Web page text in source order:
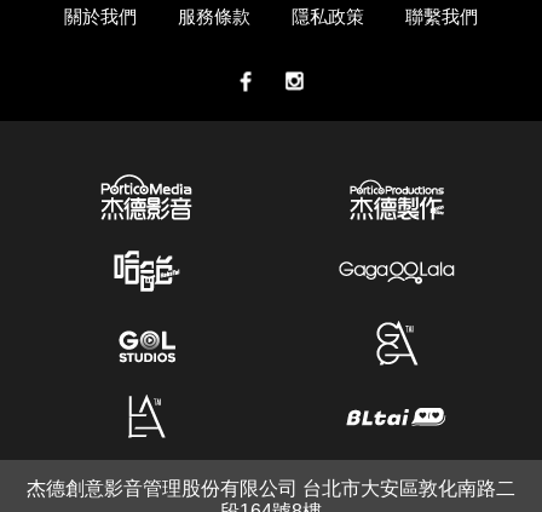
關於我們 服務條款 隱私政策 聯繫我們
杰德創意影音管理股份有限公司 台北市大安區敦化南路二